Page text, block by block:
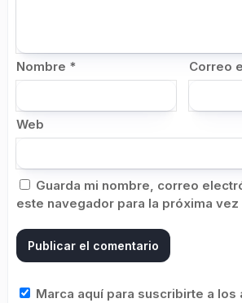
Nombre * Correo
Web
Guarda mi nombre, correo
este navegador para la próxima
Marca aquí para suscribirte a los